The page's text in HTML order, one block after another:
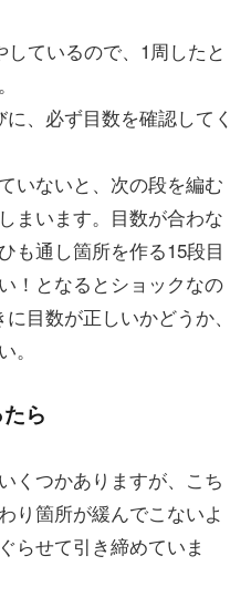
ているので、1周したと
、必ず目数を確認してく
いないと、次の段を編む
まいます。目数が合わな
も通し箇所を作る15段目
！となるとショックなの
目数が正しいかどうか、
。
ら
くつかありますが、こち
り箇所が緩んでこないよ
らせて引き締めていま